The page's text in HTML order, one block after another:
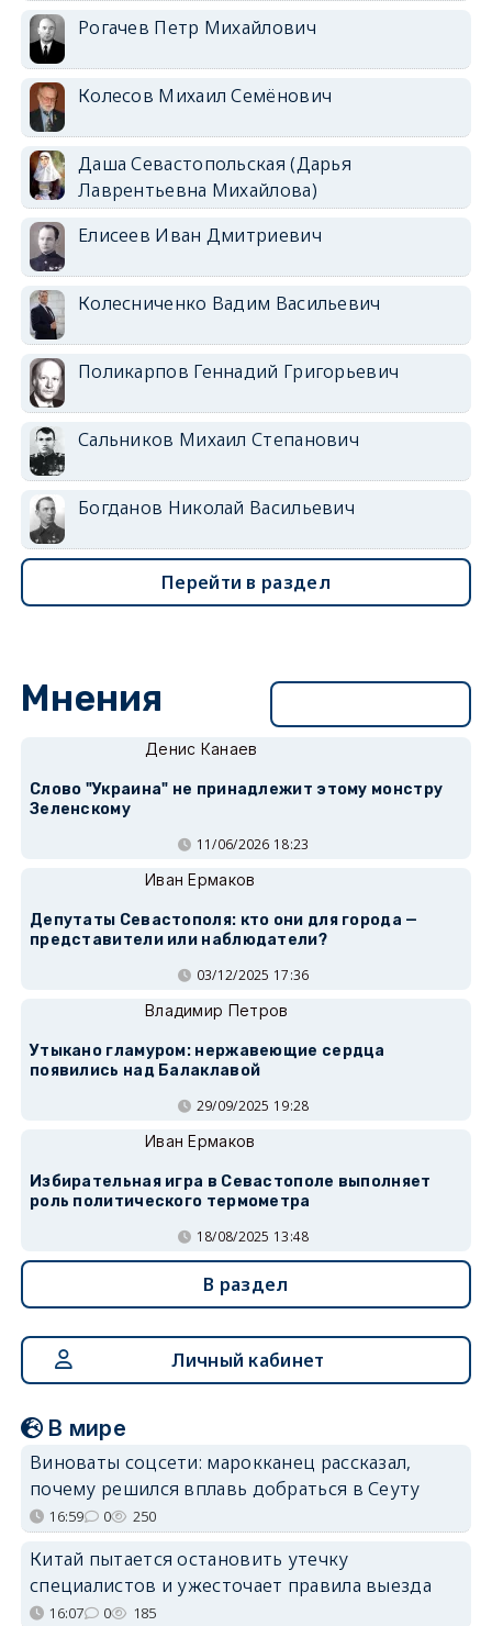
Рогачев Петр Михайлович
Колесов Михаил Семёнович
Даша Севастопольская (Дарья
Лаврентьевна Михайлова)
Елисеев Иван Дмитриевич
Колесниченко Вадим Васильевич
Поликарпов Геннадий Григорьевич
Сальников Михаил Степанович
Богданов Николай Васильевич
Перейти в раздел
Мнения
Денис Канаев
Слово "Украина" не принадлежит этому монстру
Зеленскому
11/06/2026 18:23
Иван Ермаков
Депутаты Севастополя: кто они для города —
представители или наблюдатели?
03/12/2025 17:36
Владимир Петров
Утыкано гламуром: нержавеющие сердца
появились над Балаклавой
29/09/2025 19:28
Иван Ермаков
Избирательная игра в Севастополе выполняет
роль политического термометра
18/08/2025 13:48
В раздел
Личный кабинет
В мире
Виноваты соцсети: марокканец рассказал,
почему решился вплавь добраться в Сеуту
16:59 0 250
Китай пытается остановить утечку
специалистов и ужесточает правила выезда
16:07 0 185